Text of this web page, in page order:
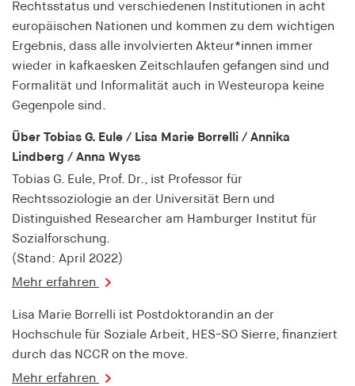
Rechtsstatus und verschiedenen Institutionen in acht
europäischen Nationen und kommen zu dem wichtigen
Ergebnis, dass alle involvierten Akteur*innen immer
wieder in kafkaesken Zeitschlaufen gefangen sind und
Formalität und Informalität auch in Westeuropa keine
Gegenpole sind.
Über Tobias G. Eule / Lisa Marie Borrelli / Annika
Lindberg / Anna Wyss
Tobias G. Eule, Prof. Dr., ist Professor für
Rechtssoziologie an der Universität Bern und
Distinguished Researcher am Hamburger Institut für
Sozialforschung.
(Stand: April 2022)
Mehr erfahren
Lisa Marie Borrelli ist Postdoktorandin an der
Hochschule für Soziale Arbeit, HES-SO Sierre, finanziert
durch das NCCR on the move.
Mehr erfahren
hamburger-edition.de
7 Tage